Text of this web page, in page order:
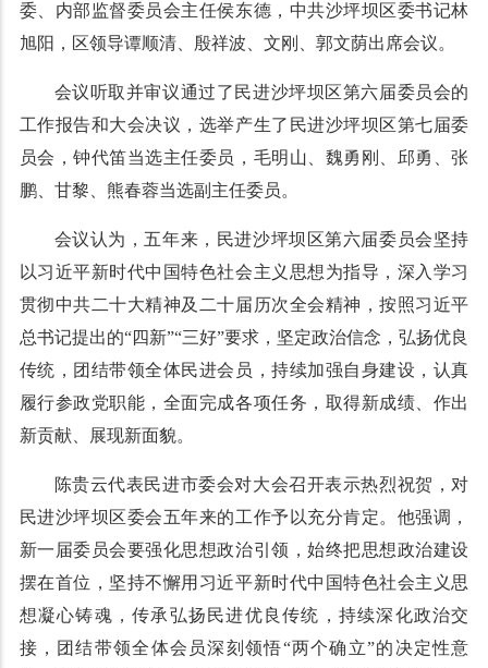
委、内部监督委员会主任侯东德，中共沙坪坝区委书记林
旭阳，区领导谭顺清、殷祥波、文刚、郭文荫出席会议。
会议听取并审议通过了民进沙坪坝区第六届委员会的
工作报告和大会决议，选举产生了民进沙坪坝区第七届委
员会，钟代笛当选主任委员，毛明山、魏勇刚、邱勇、张
鹏、甘黎、熊春蓉当选副主任委员。
会议认为，五年来，民进沙坪坝区第六届委员会坚持
以习近平新时代中国特色社会主义思想为指导，深入学习
贯彻中共二十大精神及二十届历次全会精神，按照习近平
总书记提出的“四新”“三好”要求，坚定政治信念，弘扬优良
传统，团结带领全体民进会员，持续加强自身建设，认真
履行参政党职能，全面完成各项任务，取得新成绩、作出
新贡献、展现新面貌。
陈贵云代表民进市委会对大会召开表示热烈祝贺，对
民进沙坪坝区委会五年来的工作予以充分肯定。他强调，
新一届委员会要强化思想政治引领，始终把思想政治建设
摆在首位，坚持不懈用习近平新时代中国特色社会主义思
想凝心铸魂，传承弘扬民进优良传统，持续深化政治交
接，团结带领全体会员深刻领悟“两个确立”的决定性意